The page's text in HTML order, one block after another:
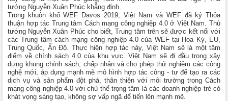
tướng Nguyễn Xuân Phúc khẳng định.
Trong khuôn khổ WEF Davos 2019, Việt Nam và WEF đã ký Thỏa
thuận hợp tác Trung tâm Cách mạng công nghiệp 4.0 ở Việt Nam. Thủ
tướng Nguyễn Xuân Phúc cho biết, Trung tâm trên sẽ được kết nối với
các Trung tâm cách mạng công nghiệp 4.0 của WEF tại Hoa Kỳ, EU,
Trung Quốc, Ấn Độ. Thực hiện hợp tác này, Việt Nam sẽ là một tâm
điểm về chính sách 4.0 của khu vực. Việt Nam sẽ đi đầu trong xây
dựng khung chính sách, chấp nhận và cho phép thử nghiệm các công
nghệ mới, áp dụng mạnh mẽ mô hình hợp tác công - tư để tạo ra các
dịch vụ và sản phẩm đột phá, thân thiện với môi trường trong Cách
mạng công nghiệp 4.0 với chủ thể trọng tâm là các doanh nghiệp trẻ có
khát vọng sáng tạo, không sợ vấp ngã để tiến lên mạnh mẽ.